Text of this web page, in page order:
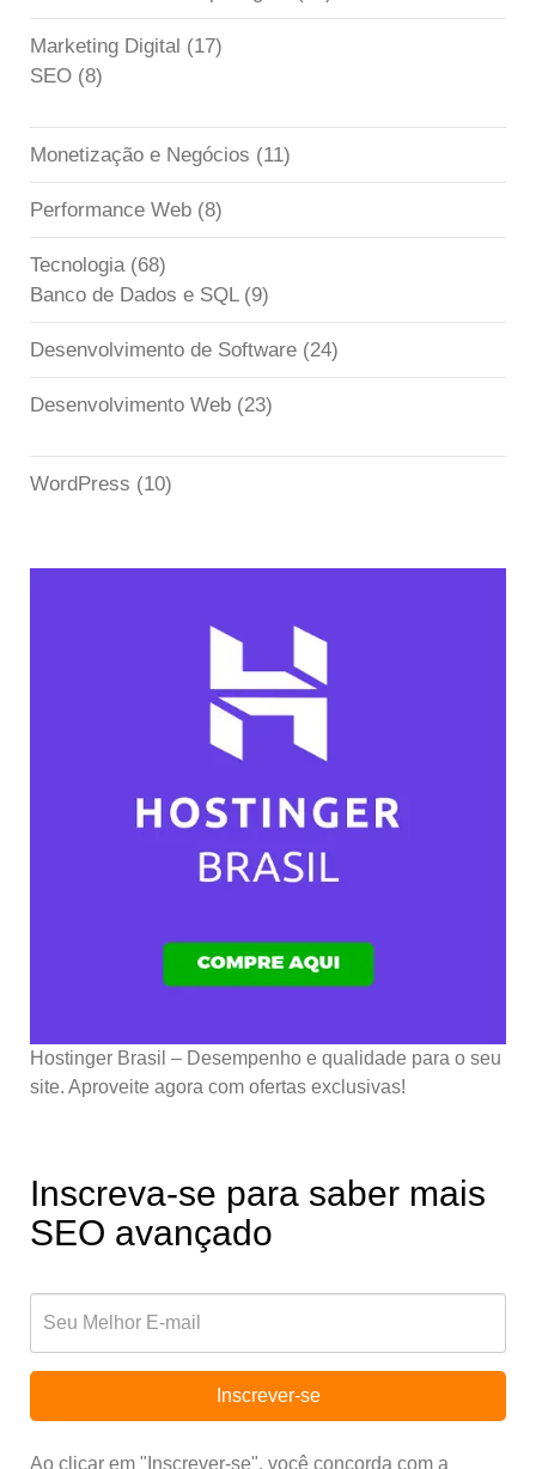
Marketing Digital (17)
SEO (8)
Monetização e Negócios (11)
Performance Web (8)
Tecnologia(68)
Banco de Dados e SQL(9)
Desenvolvimento de Software (24)
Desenvolvimento Web (23)
WordPress (10)
Hostinger Brasil – Desempenho e qualidade para o seu
site. Aproveite agora com ofertas exclusivas!
Inscreva-se para saber mais
SEO avançado
Inscrever-se
Ao clicar em "Inscrever-se", você concorda com a